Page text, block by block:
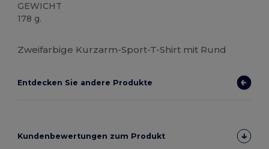
GEWICHT
178 g.
Zweifarbige Kurzarm-Sport-T-Shirt mit Rund
Entdecken Sie andere Produkte
Kundenbewertungen zum Produkt